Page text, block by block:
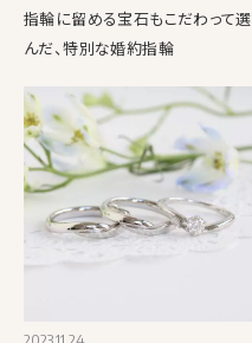
指輪に留める宝石もこだわって選
んだ、特別な婚約指輪
2023.11.24